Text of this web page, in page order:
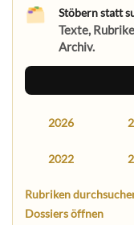
Stöbern statt
Texte,
Archiv.
2026
2022
Rubriken
Dossiers öffnen